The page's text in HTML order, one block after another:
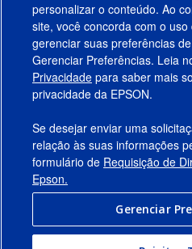
Produtos
Suporte
Links Sugeridos
Empresa
Conecte-se com a Epson
personalizar o conteúdo. Ao
site, você concorda com o
gerenciar suas preferências
Gerenciar Preferências. Leia
Privacidade para saber mais
privacidade da EPSON.
Se desejar enviar uma
relação às suas informações
formulário de Requisição de
Epson.
Gerenciar